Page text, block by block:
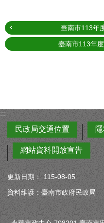
臺南市113年
臺南市113年
:::
民政局交通位置
網站資料開放宣告
更新日期：
115-08-05
資料維護：臺南市政府民政局